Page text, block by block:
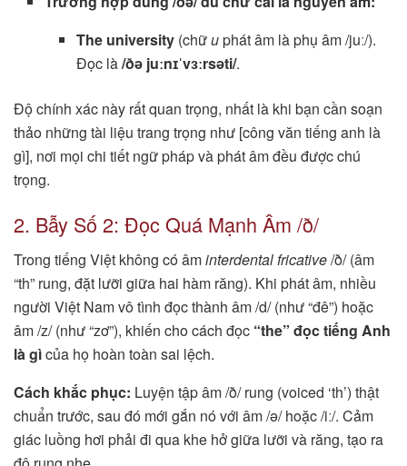
The university(chữuphát âm là phụ âm /juː/).
Đọc là/ðə juːnɪˈvɜːrsəti/.
Độ chính xác này rất quan trọng, nhất là khi bạn cần soạn
thảo những tài liệu trang trọng như [công văn tiếng anh là
gì], nơi mọi chi tiết ngữ pháp và phát âm đều được chú
trọng.
2. Bẫy Số 2: Đọc Quá Mạnh Âm /ð/
Trong tiếng Việt không có âminterdental fricative/ð/ (âm
“th” rung, đặt lưỡi giữa hai hàm răng). Khi phát âm, nhiều
người Việt Nam vô tình đọc thành âm /d/ (như “đê”) hoặc
âm /z/ (như “zơ”), khiến cho cách đọc “the” đọc tiếng Anh
là gìcủa họ hoàn toàn sai lệch.
Cách khắc phục: Luyện tập âm /ð/ rung (voiced ‘th’) thật
chuẩn trước, sau đó mới gắn nó với âm /ə/ hoặc /iː/. Cảm
giác luồng hơi phải đi qua khe hở giữa lưỡi và răng, tạo ra